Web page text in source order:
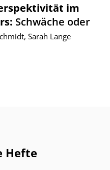
im
: Schwäche oder
Sarah Lange
Hefte